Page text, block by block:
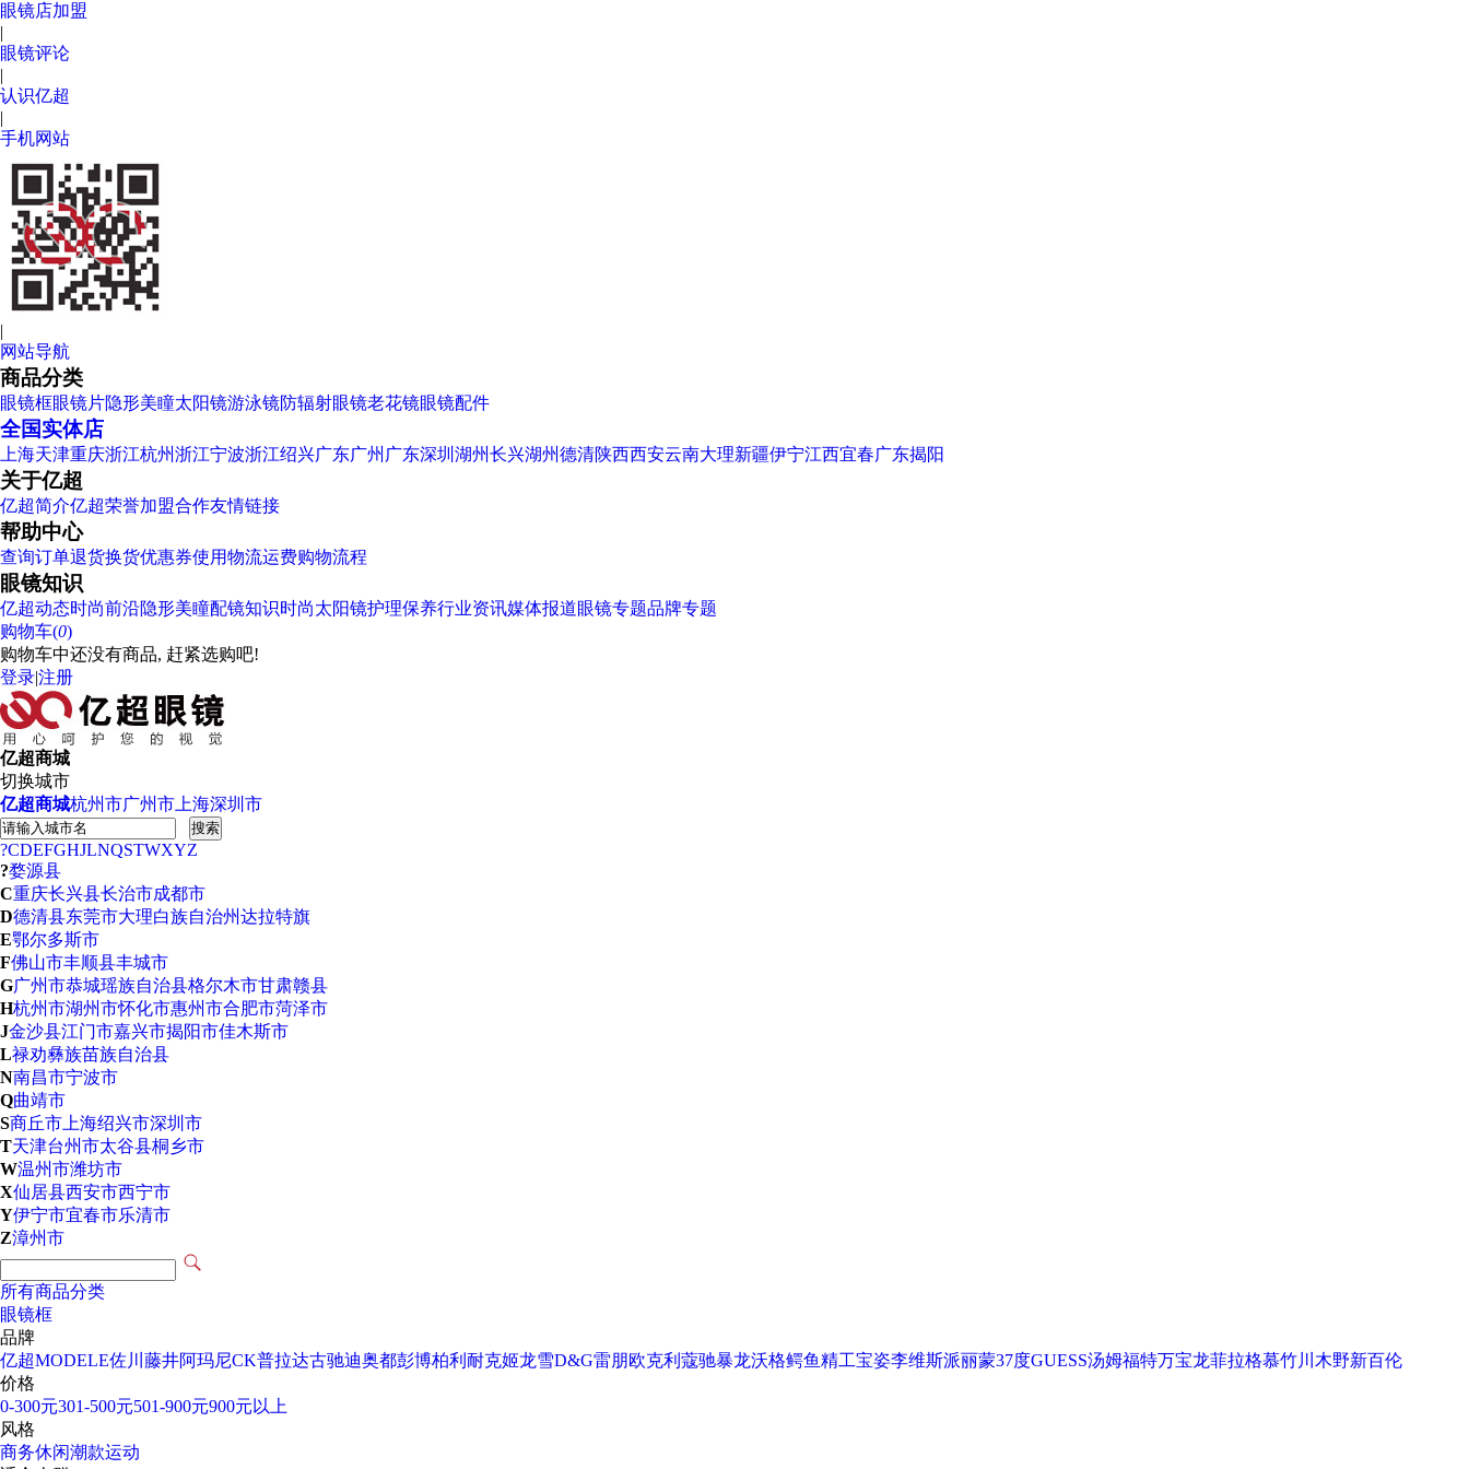
眼镜店加盟
|
眼镜评论
|
认识亿超
|
手机网站
|
网站导航
商品分类
眼镜框眼镜片隐形美瞳太阳镜游泳镜防辐射眼镜老花镜眼镜配件
全国实体店
上海天津重庆浙江杭州浙江宁波浙江绍兴广东广州 广东深圳 湖州长兴湖州德清陕西西安云南大理新疆伊宁江西宜春广东揭阳
关于亿超
亿超简介亿超荣誉加盟合作友情链接
帮助中心
查询订单退货换货优惠券使用物流运费购物流程
眼镜知识
亿超动态时尚前沿隐形美瞳配镜知识时尚太阳镜护理保养行业资讯媒体报道眼镜专题品牌专题
购物车(0)
购物车中还没有商品, 赶紧选购吧!
登录|注册
亿超商城
切换城市
亿超商城杭州市广州市 上海深圳市
搜索
?CDEFGHJLNQSTWXYZ
?婺源县
C重庆长兴县长治市成都市
D德清县东莞市大理白族自治州达拉特旗
E鄂尔多斯市
F佛山市丰顺县丰城市
G广州市恭城瑶族自治县格尔木市甘肃赣县
H杭州市湖州市怀化市惠州市合肥市菏泽市
J金沙县江门市嘉兴市揭阳市佳木斯市
L禄劝彝族苗族自治县
N南昌市宁波市
Q曲靖市
S商丘市 上海绍兴市深圳市
T天津台州市太谷县桐乡市
W温州市潍坊市
X仙居县西安市西宁市
Y伊宁市宜春市乐清市
Z漳州市
所有商品分类
眼镜框
品牌
亿超MODELE佐川藤井阿玛尼CK普拉达古驰迪奥都彭博柏利 耐克姬龙雪D&G雷朋欧克利 蔻驰暴龙沃格鳄鱼精工宝姿李维斯派丽蒙37度GUESS汤姆福特万宝龙菲拉格慕竹川木野新百伦
价格
0-300元301-500元501-900元900元以上
风格
商务休闲潮款运动